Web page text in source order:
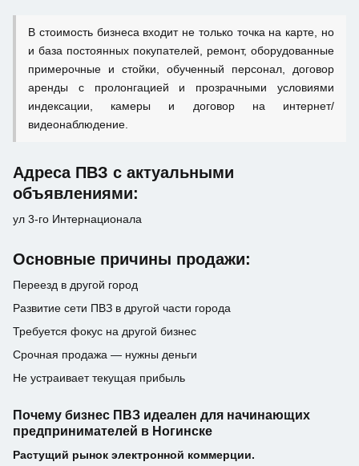
В стоимость бизнеса входит не только точка на карте, но
и база постоянных покупателей, ремонт, оборудованные
примерочные и стойки, обученный персонал, договор
аренды с пролонгацией и прозрачными условиями
индексации, камеры и договор на интернет/
видеонаблюдение.
Адреса ПВЗ с актуальными
объявлениями:
ул 3-го Интернационала
Основные причины продажи:
Переезд в другой город
Развитие сети ПВЗ в другой части города
Требуется фокус на другой бизнес
Срочная продажа — нужны деньги
Не устраивает текущая прибыль
Почему бизнес ПВЗ идеален для начинающих
предпринимателей в Ногинске
Растущий рынок электронной коммерции.